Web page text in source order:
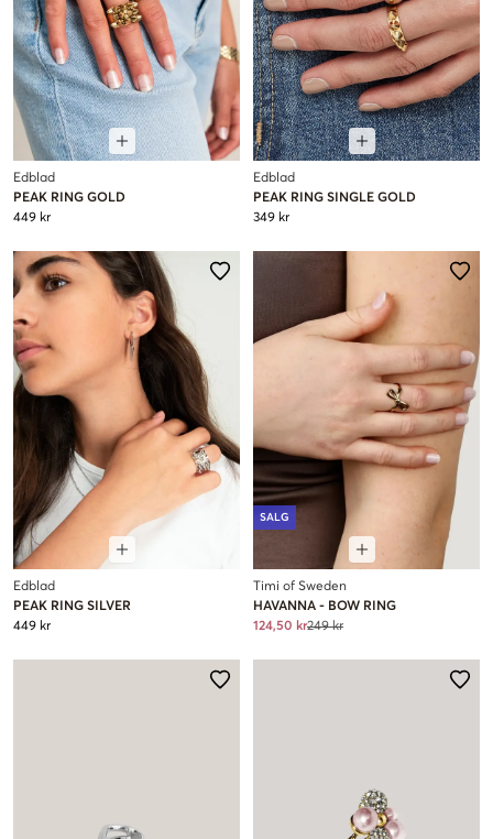
Edblad
PEAK RING GOLD
449 kr
Edblad
PEAK RING SINGLE GOLD
349 kr
Edblad
PEAK RING SILVER
449 kr
SALG
Timi of Sweden
HAVANNA - BOW RING
124,50 kr249 kr